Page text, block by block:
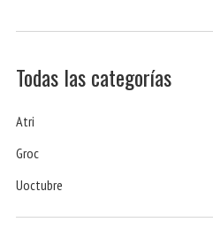
Todas las categorías
Atri
Groc
Uoctubre